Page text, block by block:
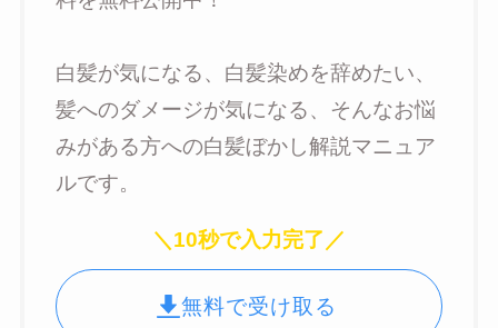
白髪が気になる、白髪染めを辞めたい、
髪へのダメージが気になる、そんなお悩
みがある方への白髪ぼかし解説マニュア
ルです。
＼10秒で入力完了／
無料で受け取る